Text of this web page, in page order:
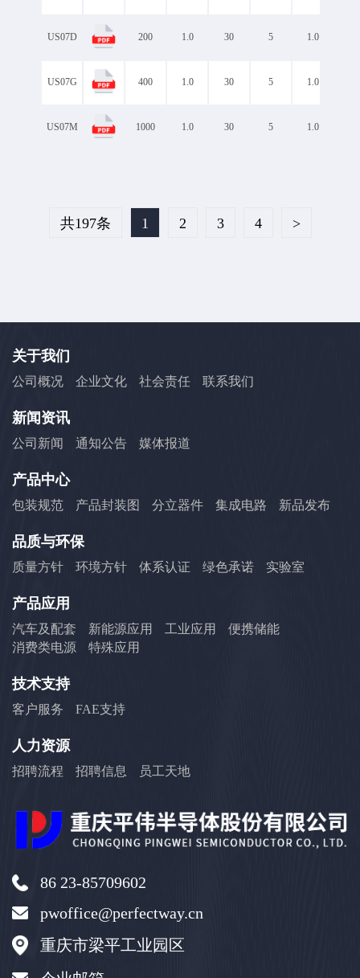
US07D 200 1.0 30 5 1.0
US07G 400 1.0 30 5 1.0
US07M 1000 1.0 30 5 1.0
共197条 1 2 3 4 >
关于我们
公司概况 企业文化 社会责任 联系我们
新闻资讯
公司新闻 通知公告 媒体报道
产品中心
包装规范 产品封装图 分立器件 集成电路 新品发布
品质与环保
质量方针 环境方针 体系认证 绿色承诺 实验室
产品应用
汽车及配套 新能源应用 工业应用
便携储能
消费类电源
特殊应用
技术支持
客户服务 FAE支持
人力资源
招聘流程 招聘信息 员工天地
86 23-85709602
pwoffice@perfectway.cn
重庆市梁平工业园区